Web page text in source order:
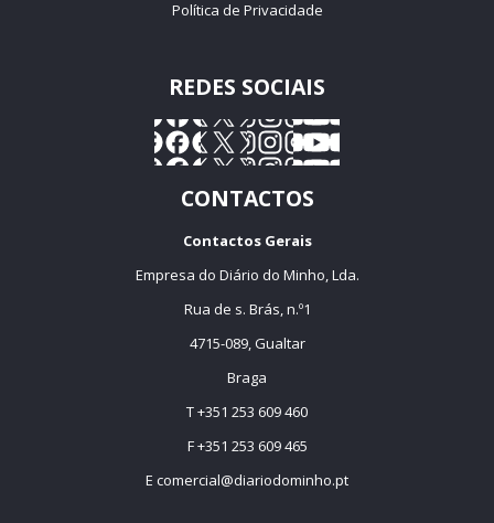
Política de Privacidade
REDES SOCIAIS
CONTACTOS
Contactos Gerais
Empresa do Diário do Minho, Lda.
Rua de s. Brás, n.º1
4715-089, Gualtar
Braga
T +351 253 609 460
F +351 253 609 465
E comercial@diariodominho.pt